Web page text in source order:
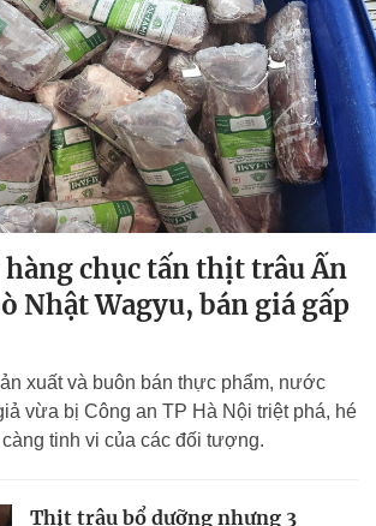
chục tấn thịt trâu Ấn
Nhật Wagyu, bán giá gấp
xuất và buôn bán thực phẩm, nước
vừa bị Công an TP Hà Nội triệt phá, hé
càng tinh vi của các đối tượng.
Thịt trâu bổ dưỡng nhưng 3